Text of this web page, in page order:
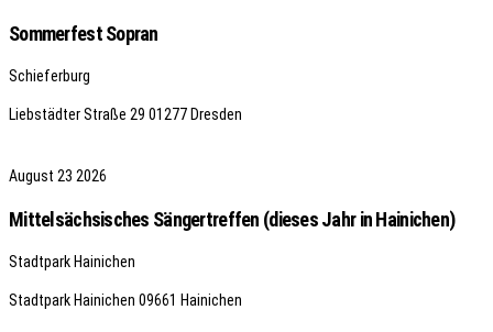
Sommerfest Sopran
Schieferburg
Liebstädter Straße 29 01277 Dresden
August 23 2026
Mittelsächsisches Sängertreffen (dieses Jahr in Hainichen)
Stadtpark Hainichen
Stadtpark Hainichen 09661 Hainichen